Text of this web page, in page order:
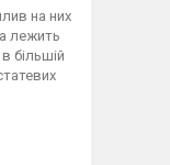
на них
лежить
більшій